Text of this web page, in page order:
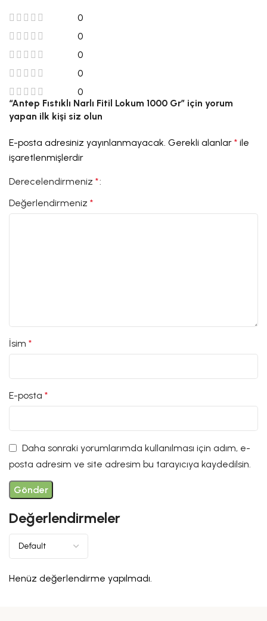
0
0
0
0
0
Değerlendirmeler
Henüz değerlendirme yapılmadı.
“Antep Fıstıklı Narlı Fitil Lokum 1000 Gr” için yorum
yapan ilk kişi siz olun
E-posta adresiniz yayınlanmayacak. Gerekli alanlar* ile
işaretlenmişlerdir
Derecelendirmeniz*
Değerlendirmeniz*
İsim*
E-posta*
Daha sonraki yorumlarımda kullanılması için adım, e-
posta adresim ve site adresim bu tarayıcıya kaydedilsin.